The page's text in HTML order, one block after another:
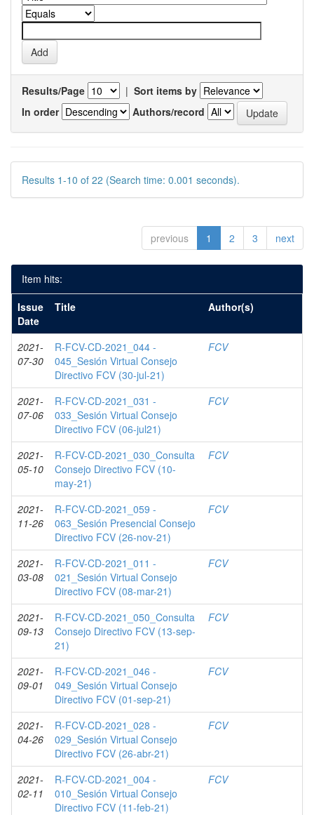
Results/Page | Sort items by
In order
Authors/record
Results 1-10 of 22 (Search time: 0.001 seconds).
previous 1 2 3 next
Item hits:
Issue
Date
Title Author(s)
2021-
07-30
R-FCV-CD-2021_044 -
045_Sesión Virtual Consejo
Directivo FCV (30-jul-21)
FCV
2021-
07-06
R-FCV-CD-2021_031 -
033_Sesión Virtual Consejo
Directivo FCV (06-jul21)
FCV
2021-
05-10
R-FCV-CD-2021_030_Consulta
Consejo Directivo FCV (10-
may-21)
FCV
2021-
11-26
R-FCV-CD-2021_059 -
063_Sesión Presencial Consejo
Directivo FCV (26-nov-21)
FCV
2021-
03-08
R-FCV-CD-2021_011 -
021_Sesión Virtual Consejo
Directivo FCV (08-mar-21)
FCV
2021-
09-13
R-FCV-CD-2021_050_Consulta
Consejo Directivo FCV (13-sep-
21)
FCV
2021-
09-01
R-FCV-CD-2021_046 -
049_Sesión Virtual Consejo
Directivo FCV (01-sep-21)
FCV
2021-
04-26
R-FCV-CD-2021_028 -
029_Sesión Virtual Consejo
Directivo FCV (26-abr-21)
FCV
2021-
02-11
R-FCV-CD-2021_004 -
010_Sesión Virtual Consejo
Directivo FCV (11-feb-21)
FCV